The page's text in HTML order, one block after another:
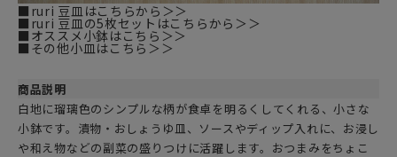
■ruri 豆皿はこちらから＞＞
■ruri 豆皿の5枚セットはこちらから＞＞
■オススメ小鉢はこちら＞＞
■その他小皿はこちら＞＞
商品説明
白地に瑠璃色のシンプルな柄が食卓を明るくしてくれる、小さな
小鉢です。漬物・おしょうゆ皿、ソースやディップ入れに、お浸し
や和え物などの副菜の盛りつけに活躍します。おつまみをちょこ